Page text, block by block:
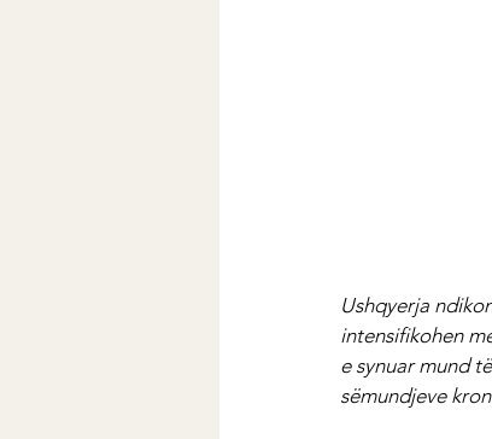
Ushqyerja
intensifikohen
e synuar mund
sëmundjeve